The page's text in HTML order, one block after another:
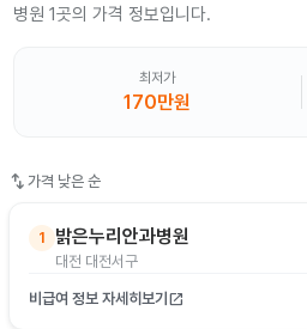
병원 1곳의 가격 정보입니다.
최저가
170만원
swap_vert 가격 낮은 순
1 밝은누리안과병원
대전 대전서구
비급여 정보 자세히보기 open_in_new